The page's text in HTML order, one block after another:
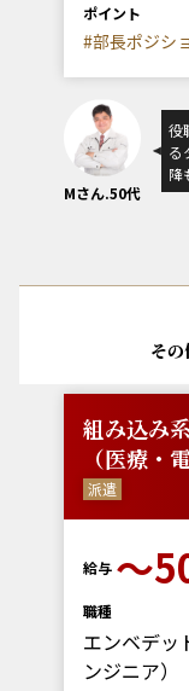
ポイント
#部長ポジシ
Mさん.50代
役
る
降
そ
組み込み
（医療・
派遣
給与 〜
職種
エンベデッ
ンジニア）